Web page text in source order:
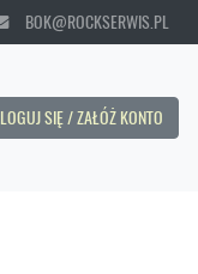
BOK@ROCKSERWIS.PL
SIĘ / ZAŁÓŻ KONTO